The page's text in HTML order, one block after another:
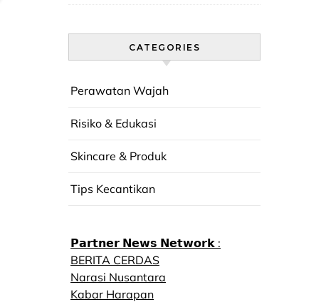
CATEGORIES
Perawatan Wajah
Risiko & Edukasi
Skincare & Produk
Tips Kecantikan
𝗣𝗮𝗿𝘁𝗻𝗲𝗿 𝗡𝗲𝘄𝘀 𝗡𝗲𝘁𝘄𝗼𝗿𝗸 :
BERITA CERDAS
Narasi Nusantara
Kabar Harapan